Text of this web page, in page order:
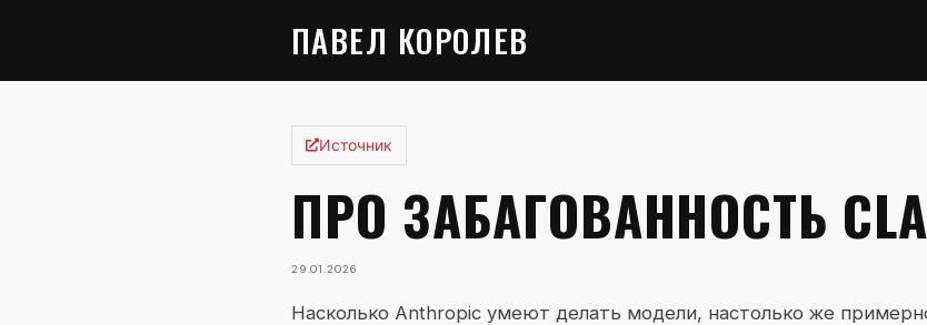
ПАВЕЛ КОРОЛЕВ
Источник
ПРО ЗАБАГОВАННОСТЬ
29.01.2026
Насколько Anthropic умеют делать модели, настолько же